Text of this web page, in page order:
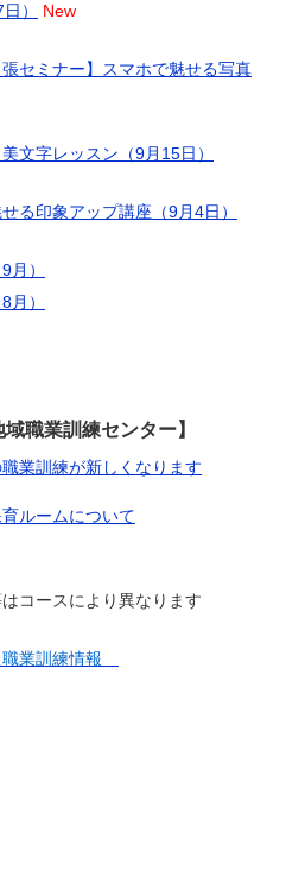
） New
張セミナー】スマホで魅せる写真
文字レッスン（9月15日）
る印象アップ講座（9月4日）
月）
月）
職業訓練センター】
業訓練が新しくなります
ルームについて
コースにより異なります
業訓練情報